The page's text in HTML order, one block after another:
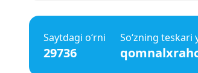
Saytdagi o‘rni
29736
So‘zning teskari